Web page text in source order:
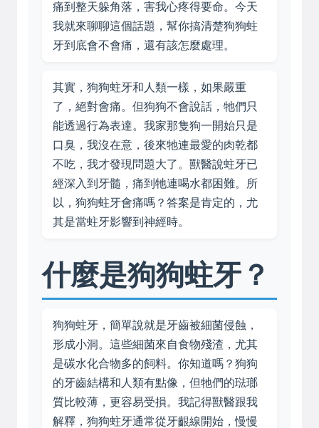
痛到整天躲角落，害我心疼得要命。今天
我就來聊聊這個話題，幫你搞清楚狗狗蛀
牙到底會不會痛，還有該怎麼處理。
其實，狗狗蛀牙和人類一樣，如果嚴重
了，絕對會痛。但狗狗不會說話，牠們只
能透過行為表達。我家那隻狗一開始只是
口臭，我沒在意，後來牠連最愛的肉乾都
不吃，我才發現問題大了。獸醫說蛀牙已
經深入到牙髓，痛到牠連喝水都困難。所
以，狗狗蛀牙會痛嗎？答案是肯定的，尤
其是當蛀牙影響到神經時。
什麼是狗狗蛀牙？
狗狗蛀牙，簡單說就是牙齒被細菌侵蝕，
形成小洞。這些細菌來自食物殘渣，尤其
是碳水化合物多的飼料。你知道嗎？狗狗
的牙齒結構和人類有點像，但牠們的琺瑯
質比較薄，更容易受損。我記得獸醫跟我
解釋，狗狗蛀牙通常從牙齦線開始，慢慢